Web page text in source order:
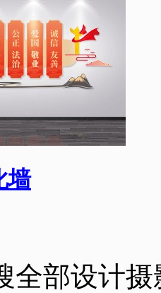
墙
全部设计摄